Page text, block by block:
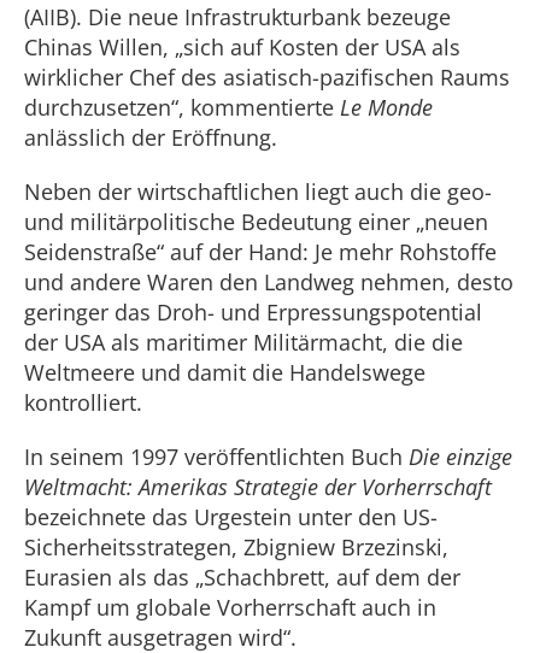
(AIIB). Die neue Infrastrukturbank bezeuge
Chinas Willen, „sich auf Kosten der USA als
wirklicher Chef des asiatisch-pazifischen Raums
durchzusetzen“, kommentierte Le Monde
anlässlich der Eröffnung.
Neben der wirtschaftlichen liegt auch die geo-
und militärpolitische Bedeutung einer „neuen
Seidenstraße“ auf der Hand: Je mehr Rohstoffe
und andere Waren den Landweg nehmen, desto
geringer das Droh- und Erpressungspotential
der USA als maritimer Militärmacht, die die
Weltmeere und damit die Handelswege
kontrolliert.
In seinem 1997 veröffentlichten Buch Die einzige
Weltmacht: Amerikas Strategie der Vorherrschaft
bezeichnete das Urgestein unter den US-
Sicherheitsstrategen, Zbigniew Brzezinski,
Eurasien als das „Schachbrett, auf dem der
Kampf um globale Vorherrschaft auch in
Zukunft ausgetragen wird“.